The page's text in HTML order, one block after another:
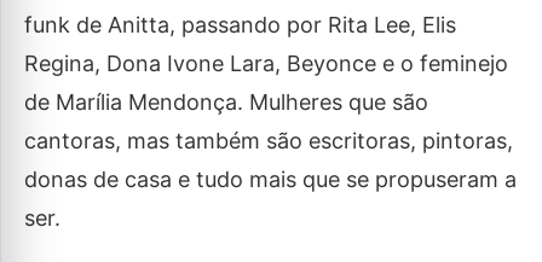
funk de Anitta, passando por Rita Lee, Elis
Regina, Dona Ivone Lara, Beyonce e o feminejo
de Marília Mendonça. Mulheres que são
cantoras, mas também são escritoras, pintoras,
donas de casa e tudo mais que se propuseram a
ser.